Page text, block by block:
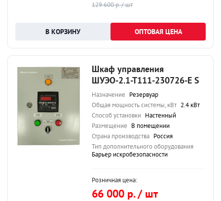
129 600 р. / шт
ОПТОВАЯ ЦЕНА
Шкаф управления
ШУЭО-2.1-Т111-230726-Е S
Назначение Резервуар
Общая мощность системы, кВт 2.4 кВт
Способ установки Настенный
Размещение В помещении
Страна производства Россия
Тип дополнительного оборудования
Барьер искробезопасности
Розничная цена:
66 000 р. / шт